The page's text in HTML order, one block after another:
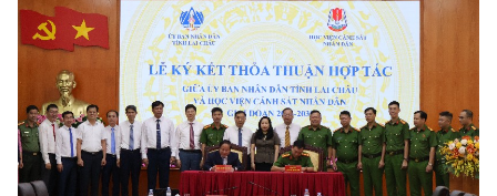
ban hành Nghị quyết như Tờ trình của Chính phủ, đại
biểu tập trung tham gia một số nội dung tại Điều 13
quy định về tổ chức thực hiện.